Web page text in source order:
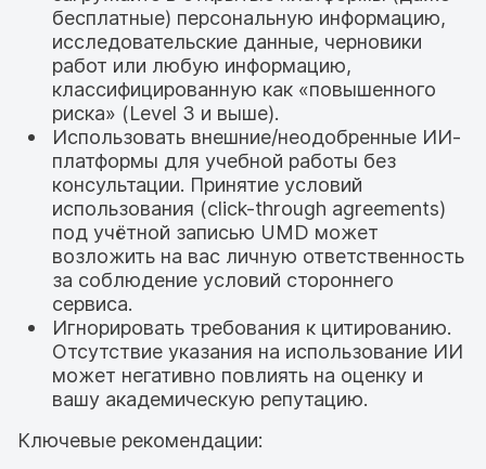
бесплатные) персональную информацию,
исследовательские данные, черновики
работ или любую информацию,
классифицированную как «повышенного
риска» (Level 3 и выше).
Использовать внешние/неодобренные ИИ-
платформы для учебной работы без
консультации. Принятие условий
использования (click-through agreements)
под учётной записью UMD может
возложить на вас личную ответственность
за соблюдение условий стороннего
сервиса.
Игнорировать требования к цитированию.
Отсутствие указания на использование ИИ
может негативно повлиять на оценку и
вашу академическую репутацию.
Ключевые рекомендации: